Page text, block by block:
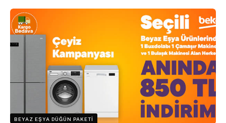
BEYAZ EŞYA DÜĞÜN PAKETI